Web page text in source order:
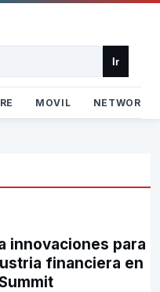
Ir
MOVIL NETWORK
innovaciones para
financiera en